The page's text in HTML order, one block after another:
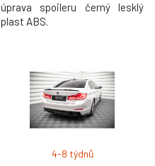
úprava spoileru černý lesklý
plast ABS.
4-8 týdnů